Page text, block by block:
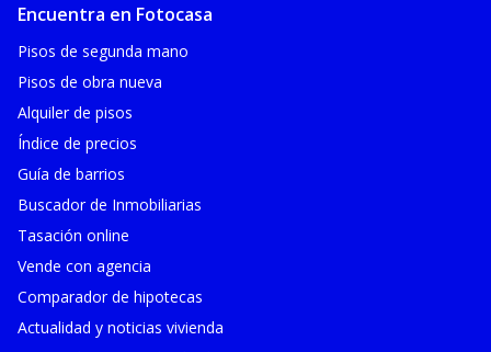
Encuentra en Fotocasa
Pisos de segunda mano
Pisos de obra nueva
Alquiler de pisos
Índice de precios
Guía de barrios
Buscador de Inmobiliarias
Tasación online
Vende con agencia
Comparador de hipotecas
Actualidad y noticias vivienda